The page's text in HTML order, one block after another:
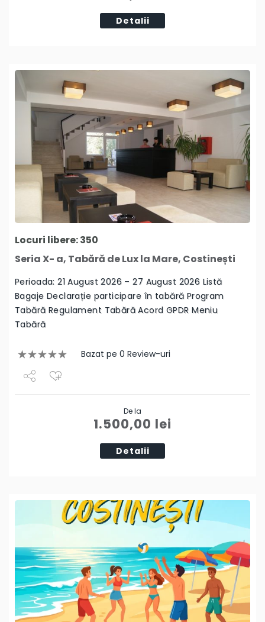
Detalii
Locuri libere: 350
Seria X- a, Tabără de Lux la Mare, Costinești
Perioada: 21 August 2026 – 27 August 2026 Listă
Bagaje Declarație participare în tabără Program
Tabără Regulament Tabără Acord GPDR Meniu
Tabără
Bazat pe 0 Review-uri
De la
1.500,00 lei
Detalii